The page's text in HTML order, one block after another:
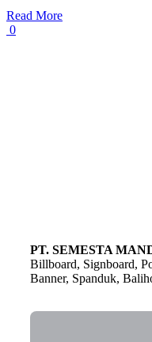
Read More
0
PT. SEMESTA
Billboard, Signboard,
Banner, Spanduk,